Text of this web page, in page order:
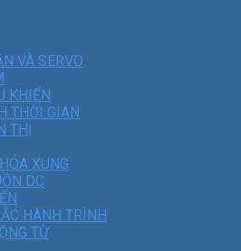
VÀ SERVO
KHIỂN
THỜI GIAN
THỊ
XUNG
DC
HÀNH TRÌNH
TỪ